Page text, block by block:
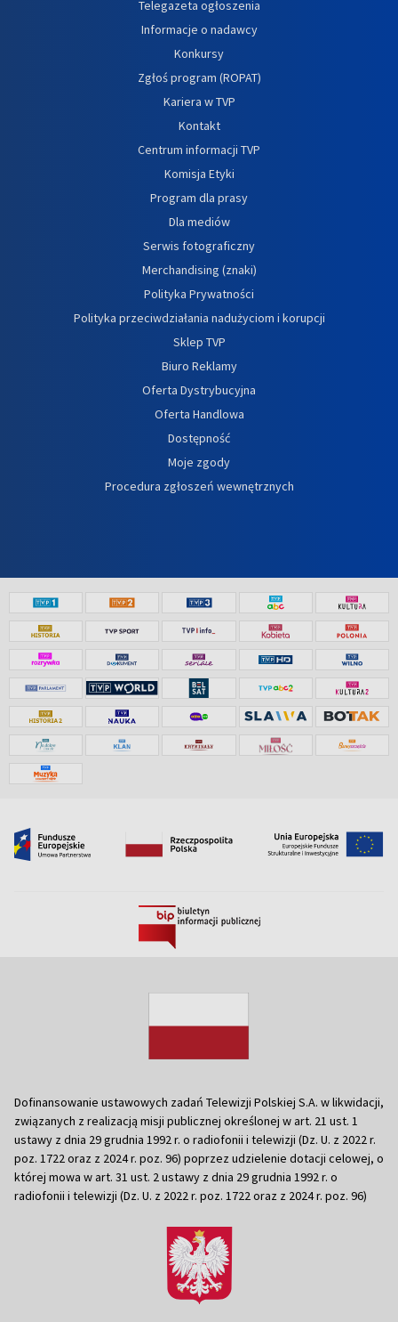
Telegazeta ogłoszenia
Informacje o nadawcy
Konkursy
Zgłoś program (ROPAT)
Kariera w TVP
Kontakt
Centrum informacji TVP
Komisja Etyki
Program dla prasy
Dla mediów
Serwis fotograficzny
Merchandising (znaki)
Polityka Prywatności
Polityka przeciwdziałania nadużyciom i korupcji
Sklep TVP
Biuro Reklamy
Oferta Dystrybucyjna
Oferta Handlowa
Dostępność
Moje zgody
Procedura zgłoszeń wewnętrznych
Dofinansowanie ustawowych zadań Telewizji Polskiej S.A. w likwidacji,
związanych z realizacją misji publicznej określonej w art. 21 ust. 1
ustawy z dnia 29 grudnia 1992 r. o radiofonii i telewizji (Dz. U. z 2022 r.
poz. 1722 oraz z 2024 r. poz. 96) poprzez udzielenie dotacji celowej, o
której mowa w art. 31 ust. 2 ustawy z dnia 29 grudnia 1992 r. o
radiofonii i telewizji (Dz. U. z 2022 r. poz. 1722 oraz z 2024 r. poz. 96)